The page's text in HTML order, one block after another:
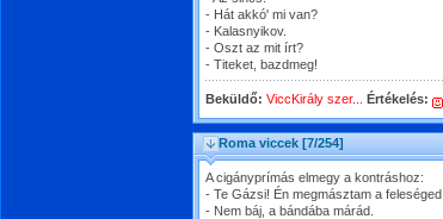
- Hát akkó' mi van?
- Kalasnyikov.
- Oszt az mit írt?
- Titeket, bazdmeg!
Beküldő: ViccKirály szer... Értékelés:
Roma viccek [7/254]
A cigányprímás elmegy a kontráshoz:
- Te Gázsi! Én megmásztam a feleséged.
- Nem báj, a bándába márád.